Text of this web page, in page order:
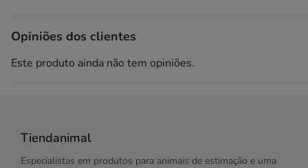
Opiniões dos clientes
Este produto ainda não tem opiniões.
Tiendanimal
Especialistas em produtos para animais de estimação e uma